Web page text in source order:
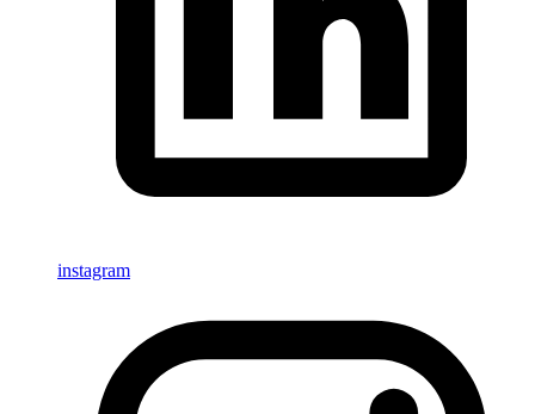
instagram